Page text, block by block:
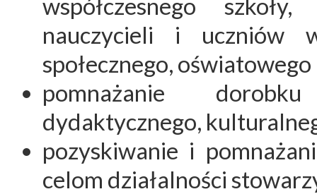
współczesnego
nauczycieli i uczniów
społecznego,
pomnażanie
dydaktycznego,
pozyskiwanie i
celom działalności